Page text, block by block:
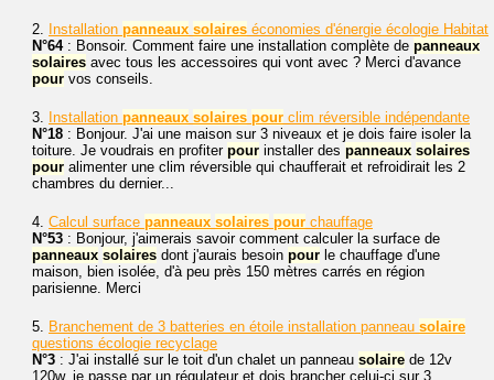
2. Installation panneaux solaires économies d'énergie écologie Habitat
N°64: Bonsoir. Comment faire une installation complète de panneaux
solaires avec tous les accessoires qui vont avec ? Merci d'avance
pour vos conseils.
3. Installation panneaux solaires pour clim réversible indépendante
N°18 : Bonjour. J'ai une maison sur 3 niveaux et je dois faire isoler la
toiture. Je voudrais en profiter pour installer des panneaux solaires
pour alimenter une clim réversible qui chaufferait et refroidirait les 2
chambres du dernier...
4. Calcul surface panneaux solaires pour chauffage
N°53 : Bonjour, j'aimerais savoir comment calculer la surface de
panneaux solaires dont j'aurais besoin pour le chauffage d'une
maison, bien isolée, d'à peu près 150 mètres carrés en région
parisienne. Merci
5. Branchement de 3 batteries en étoile installation panneau solaire
questions écologie recyclage
N°3 : J'ai installé sur le toit d'un chalet un panneau solaire de 12v
120w, je passe par un régulateur et dois brancher celui-ci sur 3